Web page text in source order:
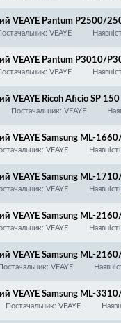
VEAYE Pantum
VEAYE
VEAYE Pantum
VEAYE
VEAYE Ricoh Aficio SP 150
Постачальник: VEAYE
VEAYE Samsung ML-
LJ 107/135/137/MLT-
VEAYE
VEAYE Samsung ML-
2956/700/1510/
3115/3116/3120/
Savin Fax 3810/3820
VEAYE
VEAYE Samsung ML-
3020/WorkCentre
VEAYE
VEAYE Samsung ML-
3020/WorkCentre
VEAYE
VEAYE Samsung ML-
3330/3320/
Постачальник: VEAYE